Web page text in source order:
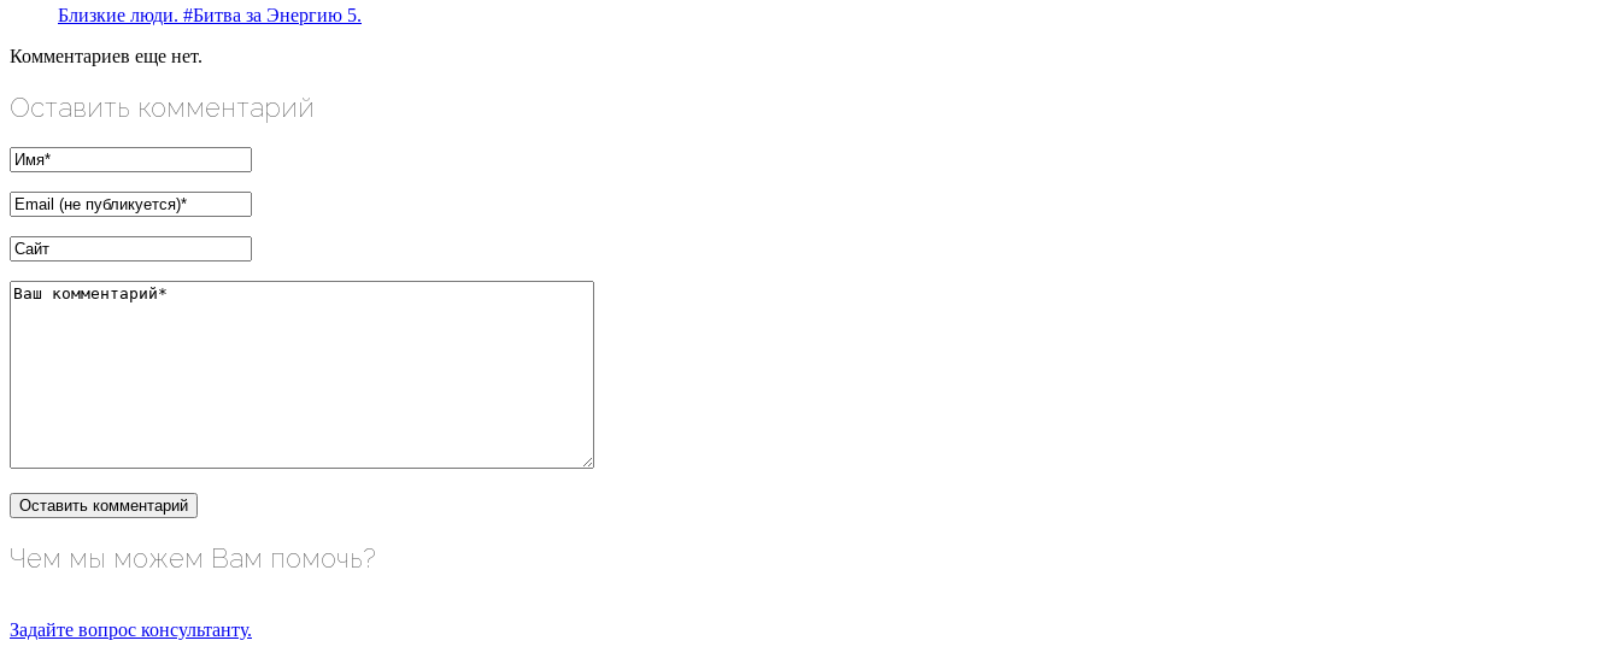
Близкие люди. #Битва за Энергию 5.
Комментариев еще нет.
Оставить комментарий
Чем мы можем Вам помочь?
Задайте вопрос консультанту.